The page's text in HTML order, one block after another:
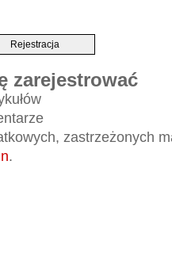
zarejestrować
zastrzeżonych
.